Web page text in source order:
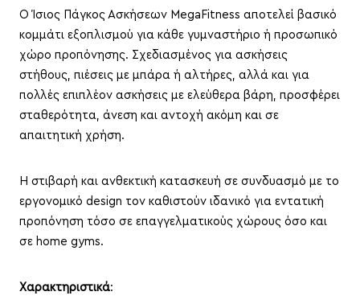
Ο Ίσιος Πάγκος Ασκήσεων MegaFitness αποτελεί βασικό
κομμάτι εξοπλισμού για κάθε γυμναστήριο ή προσωπικό
χώρο προπόνησης. Σχεδιασμένος για ασκήσεις
στήθους, πιέσεις με μπάρα ή αλτήρες, αλλά και για
πολλές επιπλέον ασκήσεις με ελεύθερα βάρη, προσφέρει
σταθερότητα, άνεση και αντοχή ακόμη και σε
απαιτητική χρήση.
Η στιβαρή και ανθεκτική κατασκευή σε συνδυασμό με το
εργονομικό design τον καθιστούν ιδανικό για εντατική
προπόνηση τόσο σε επαγγελματικούς χώρους όσο και
σε home gyms.
Χαρακτηριστικά: